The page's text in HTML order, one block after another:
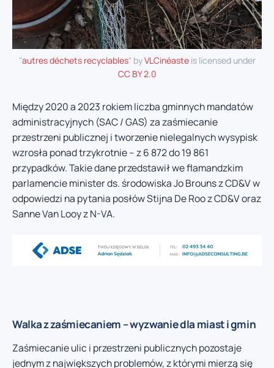
"autres déchets recyclables" byVLCinéasteis licensed under
CC BY 2.0
Między 2020 a 2023 rokiem liczba gminnych mandatów
administracyjnych (SAC / GAS) za zaśmiecanie
przestrzeni publicznej i tworzenie nielegalnych wysypisk
wzrosła ponad trzykrotnie – z 6 872 do 19 861
przypadków. Takie dane przedstawił we flamandzkim
parlamencie minister ds. środowiska Jo Brouns z CD&V w
odpowiedzi na pytania posłów Stijna De Roo z CD&V oraz
Sanne Van Looy z N-VA.
Walka z zaśmiecaniem – wyzwanie dla miast i gmin
Zaśmiecanie ulic i przestrzeni publicznych pozostaje
jednym z największych problemów, z którymi mierzą się